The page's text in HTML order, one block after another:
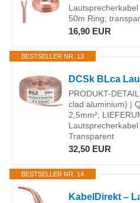
50m Ring;
16,90 EUR
BESTSELLER NR. 13
PRODUKT-
clad aluminium) |
2,5mm²;
Lautsprecherkabel
Transparent
32,50 EUR
BESTSELLER NR. 14